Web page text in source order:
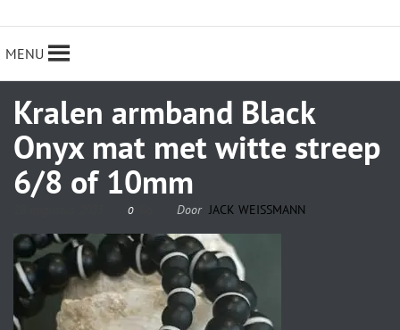
MENU
Kralen armband Black
Onyx mat met witte streep
6/8 of 10mm
0 Door JACK WEISSMANN